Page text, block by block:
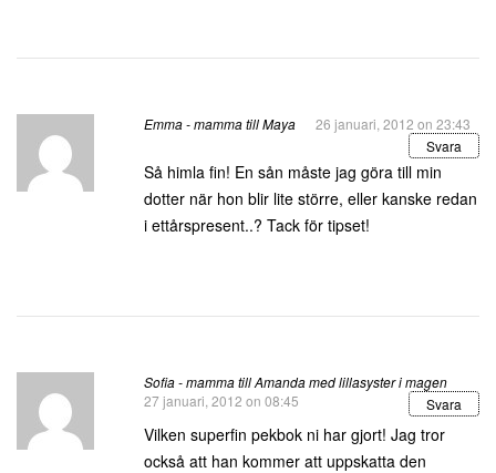
Emma - mamma till Maya
26 januari, 2012 on 23:43
Svara
Så himla fin! En sån måste jag göra till min
dotter när hon blir lite större, eller kanske redan
i ettårspresent..? Tack för tipset!
Sofia - mamma till Amanda med lillasyster i magen
27 januari, 2012 on 08:45
Svara
Vilken superfin pekbok ni har gjort! Jag tror
också att han kommer att uppskatta den